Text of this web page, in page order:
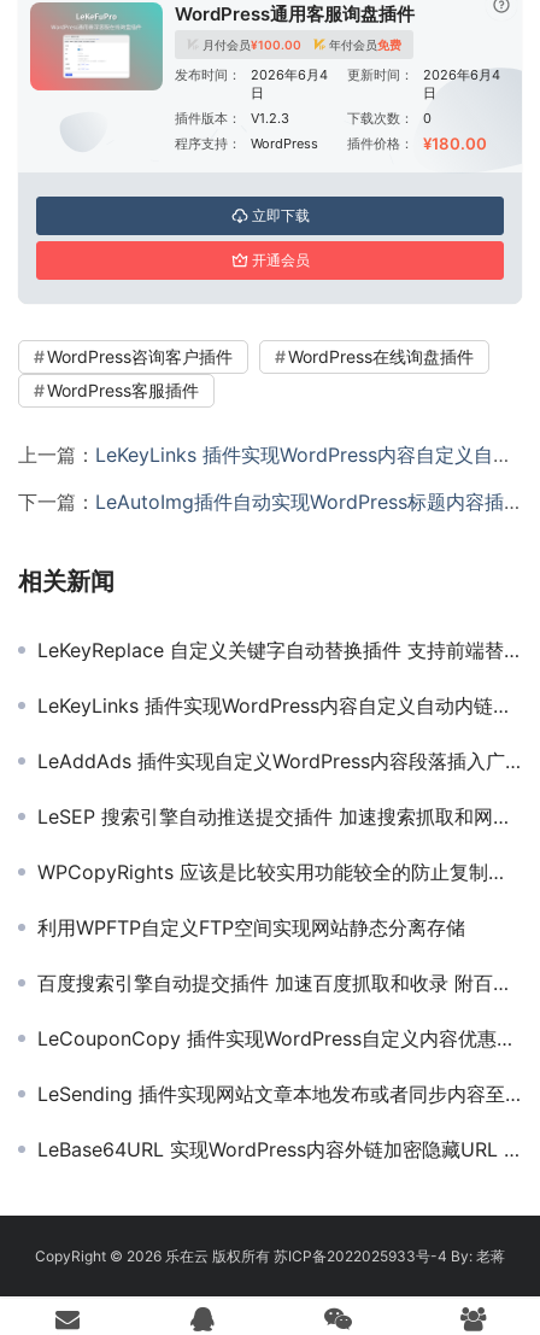
WordPress通用客服询盘插件
月付会员¥100.00 年付会员免费
发布时间：
2026年6月4
日
更新时间：
2026年6月4
日
插件版本：
V1.2.3 下载次数：
0
程序支持：
WordPress 插件价格： ¥180.00
立即下载
开通会员
WordPress咨询客户插件
WordPress在线询盘插件
WordPress客服插件
上一篇： LeKeyLinks 插件实现WordPress内容自定义自动内链插件
下一篇： LeAutoImg插件自动实现WordPress标题内容插入配图且支持Unsplash API图库
相关新闻
LeKeyReplace 自定义关键字自动替换插件 支持前端替换或者完全替换
LeKeyLinks 插件实现WordPress内容自定义自动内链插件
LeAddAds 插件实现自定义WordPress内容段落插入广告代码
LeSEP 搜索引擎自动推送提交插件 加速搜索抓取和网站收录
WPCopyRights 应该是比较实用功能较全的防止复制版权插件
利用WPFTP自定义FTP空间实现网站静态分离存储
百度搜索引擎自动提交插件 加速百度抓取和收录 附百度蜘蛛统计
LeCouponCopy 插件实现WordPress自定义内容优惠券点击复制
LeSending 插件实现网站文章本地发布或者同步内容至其他网站功能
LeBase64URL 实现WordPress内容外链加密隐藏URL 不影响权重
CopyRight © 2026 乐在云 版权所有 苏ICP备2022025933号-4 By: 老蒋